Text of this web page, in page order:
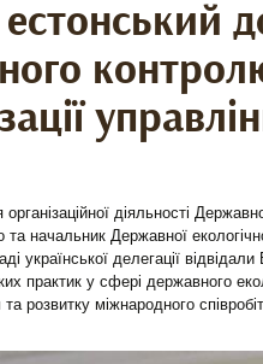
діяльності
начальник Державної
української делегації
практик у сфері державного
розвитку міжнародного